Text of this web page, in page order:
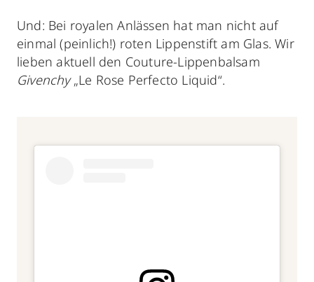
Und: Bei royalen Anlässen hat man nicht auf
einmal (peinlich!) roten Lippenstift am Glas. Wir
lieben aktuell den Couture-Lippenbalsam
Givenchy„Le Rose Perfecto Liquid“.